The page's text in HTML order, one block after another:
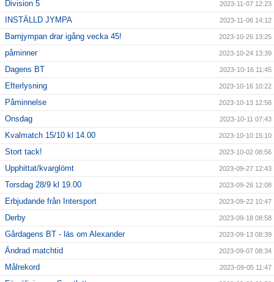
Division 5 2023-11-07 12:23
INSTÄLLD JYMPA 2023-11-06 14:12
Barnjympan drar igång vecka 45! 2023-10-26 13:25
påminner 2023-10-24 13:39
Dagens BT 2023-10-16 11:45
Efterlysning 2023-10-16 10:22
Påminnelse 2023-10-13 12:58
Onsdag 2023-10-11 07:43
Kvalmatch 15/10 kl 14.00 2023-10-10 15:10
Stort tack! 2023-10-02 08:56
Upphittat/kvarglömt 2023-09-27 12:43
Torsdag 28/9 kl 19.00 2023-09-26 12:08
Erbjudande från Intersport 2023-09-22 10:47
Derby 2023-09-18 08:58
Gårdagens BT - läs om Alexander 2023-09-13 08:39
Ändrad matchtid 2023-09-07 08:34
Målrekord 2023-09-05 11:47